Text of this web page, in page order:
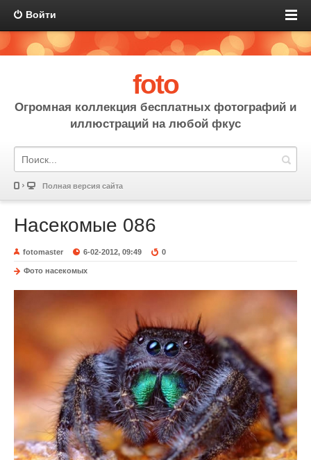
Войти
foto
Огромная коллекция бесплатных фотографий и
иллюстраций на любой фкус
Полная версия сайта
Насекомые 086
fotomaster 6-02-2012, 09:49 0
Фото насекомых